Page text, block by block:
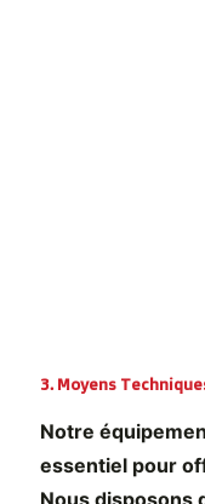
3. Moyens
Notre
essentiel pour
Nous disposons